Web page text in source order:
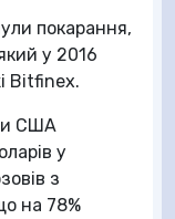
покарання,
у 2016
Bitfinex.
США
у
з
на 78%